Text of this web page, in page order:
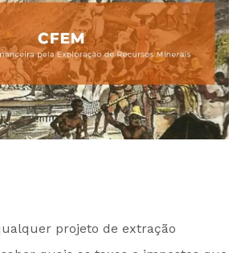
projeto de extração